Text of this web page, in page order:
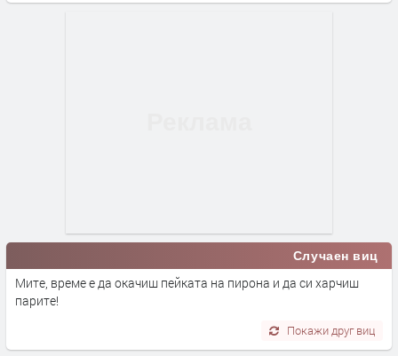
Случаен виц
Мите, време е да окачиш пейката на пирона и да си харчиш
парите!
Покажи друг виц